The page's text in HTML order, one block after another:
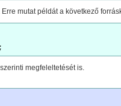
mutat példát a következő
megfeleltetését is.